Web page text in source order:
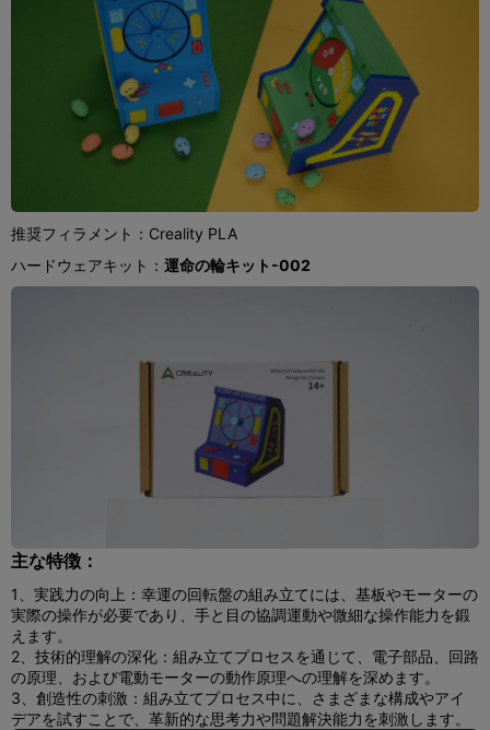
推奨フィラメント：Creality PLA
ハードウェアキット： 運命の輪キット-002
主な特徴：
1、実践力の向上：幸運の回転盤の組み立てには、基板やモーターの
実際の操作が必要であり、手と目の協調運動や微細な操作能力を鍛
えます。
2、技術的理解の深化：組み立てプロセスを通じて、電子部品、回路
の原理、および電動モーターの動作原理への理解を深めます。
3、創造性の刺激：組み立てプロセス中に、さまざまな構成やアイ
デアを試すことで、革新的な思考力や問題解決能力を刺激します。